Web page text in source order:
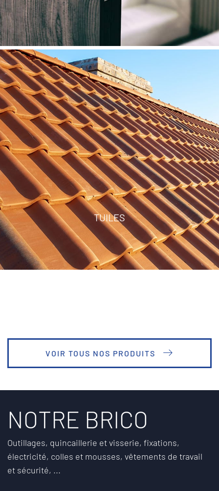
TUILES
VOIR TOUS NOS PRODUITS
NOTRE BRICO
Outillages, quincaillerie et visserie, fixations,
électricité, colles et mousses, vêtements de travail
et sécurité, ...